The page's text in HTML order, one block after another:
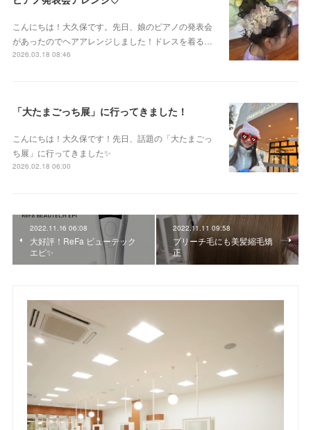
こんにちは！大久保です。先日、娘のピアノの発表会
があったのでヘアアレンジしました！ドレスを着る…
2026.03.18 08:46
「大たまごっち展」に行ってきました！
こんにちは！大久保です！先日、話題の「大たまごっ
ち展」に行ってきました✨
2026.02.18 06:00
2022.11.16 06:08
大好評！ReFa ビューテック
エピ✨
2022.11.11 09:58
ブリーチ毛にも美髪縮毛矯
正